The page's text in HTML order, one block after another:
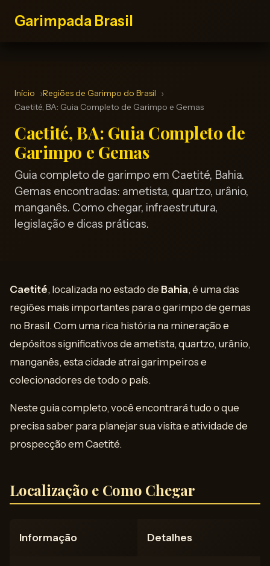
Garimpada Brasil
Início
Regiões de Garimpo do Brasil
Caetité, BA: Guia Completo de Garimpo e Gemas
Caetité, BA: Guia Completo de
Garimpo e Gemas
Guia completo de garimpo em Caetité, Bahia.
Gemas encontradas: ametista, quartzo, urânio,
manganês. Como chegar, infraestrutura,
legislação e dicas práticas.
Caetité, localizada no estado de Bahia, é uma das
regiões mais importantes para o garimpo de gemas
no Brasil. Com uma rica história na mineração e
depósitos significativos de ametista, quartzo, urânio,
manganês, esta cidade atrai garimpeiros e
colecionadores de todo o país.
Neste guia completo, você encontrará tudo o que
precisa saber para planejar sua visita e atividade de
prospecção em Caetité.
Localização e Como Chegar
Informação Detalhes